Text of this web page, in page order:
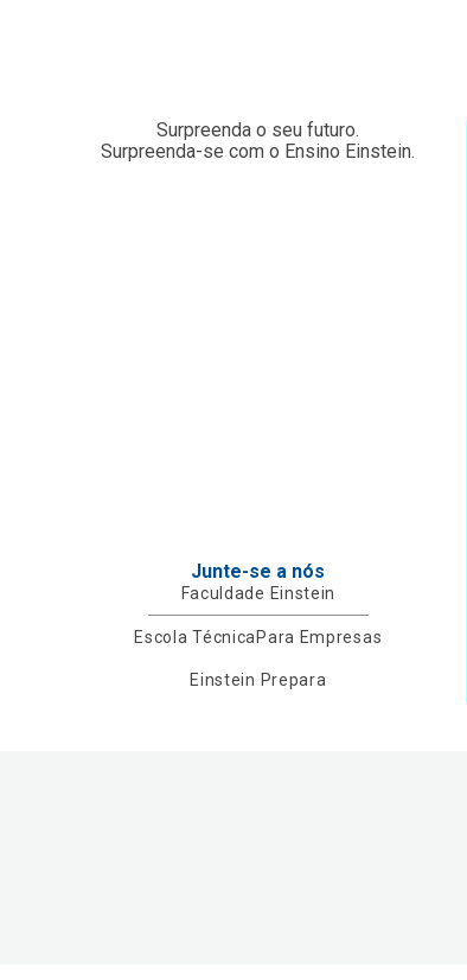
Surpreenda o seu futuro.
Surpreenda-se com o Ensino Einstein.
Junte-se a nós
Faculdade Einstein
Escola Técnica Para Empresas
Einstein Prepara